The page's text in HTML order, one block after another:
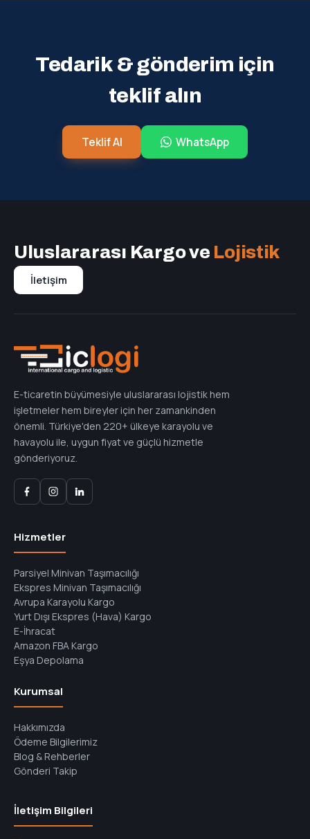
Tedarik & gönderim için
teklif alın
Teklif Al WhatsApp
Uluslararası Kargo ve Lojistik
İletişim
E-ticaretin büyümesiyle uluslararası lojistik hem
işletmeler hem bireyler için her zamankinden
önemli. Türkiye'den 220+ ülkeye karayolu ve
havayolu ile, uygun fiyat ve güçlü hizmetle
gönderiyoruz.
Hizmetler
Parsiyel Minivan Taşımacılığı
Ekspres Minivan Taşımacılığı
Avrupa Karayolu Kargo
Yurt Dışı Ekspres (Hava) Kargo
E-İhracat
Amazon FBA Kargo
Eşya Depolama
Kurumsal
Hakkımızda
Ödeme Bilgilerimiz
Blog & Rehberler
Gönderi Takip
İletişim Bilgileri